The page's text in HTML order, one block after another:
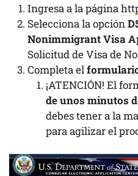
Ingresa a la página
Selecciona la opción
Nonimmigrant Visa
Solicitud de Visa de
Completa el
¡ATENCIÓN! El
de unos minutos
debes tener a la
para agilizar el